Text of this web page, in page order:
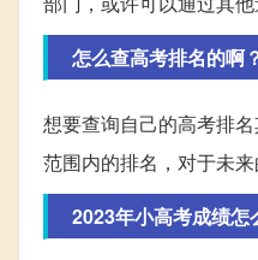
怎么查高考排名的啊
想要查询自己的高考排
范围内的排名，对于未
2023年小高考成绩怎